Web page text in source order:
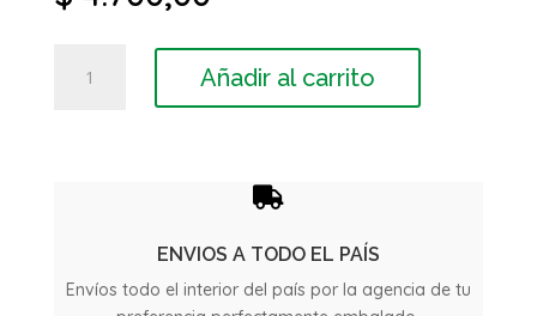
Parabrisas
cantidad
Añadir al carrito

ENVIOS A TODO EL PAÍS
Envíos todo el interior del país por la agencia de tu